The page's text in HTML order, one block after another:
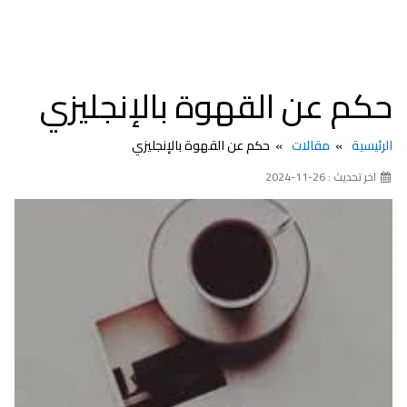
حكم عن القهوة بالإنجليزي
الرئيسية مقالات حكم عن القهوة بالإنجليزي
اخر تحديث : 26-11-2024